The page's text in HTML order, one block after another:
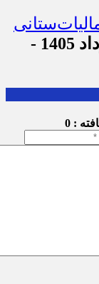
14 مرداد 1405 -
: 0